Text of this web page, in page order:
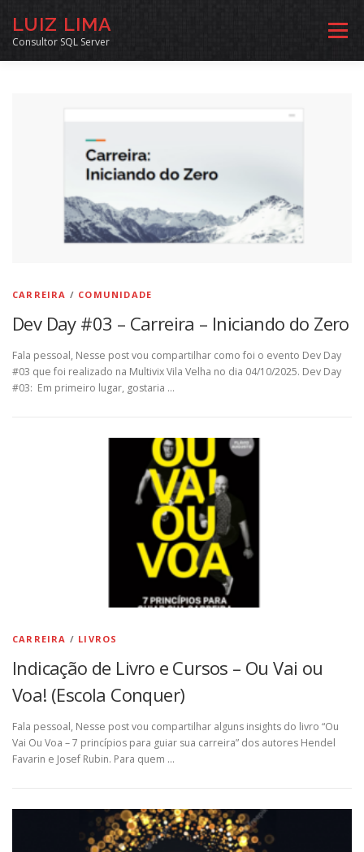
LUIZ LIMA
Consultor SQL Server
Menu
ARQUIVO
CONTATO
CARREIRA / COMUNIDADE
Dev Day #03 – Carreira – Iniciando do Zero
Fala pessoal, Nesse post vou compartilhar como foi o evento Dev Day
#03 que foi realizado na Multivix Vila Velha no dia 04/10/2025. Dev Day
#03: Em primeiro lugar, gostaria …
CARREIRA / LIVROS
Indicação de Livro e Cursos – Ou Vai ou
Voa! (Escola Conquer)
Fala pessoal, Nesse post vou compartilhar alguns insights do livro “Ou
Vai Ou Voa – 7 princípios para guiar sua carreira” dos autores Hendel
Favarin e Josef Rubin. Para quem …